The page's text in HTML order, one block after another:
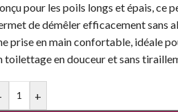
pour les poils longs et épais, ce
de démêler efficacement sans
prise en main confortable, idéale
toilettage en douceur et sans
+